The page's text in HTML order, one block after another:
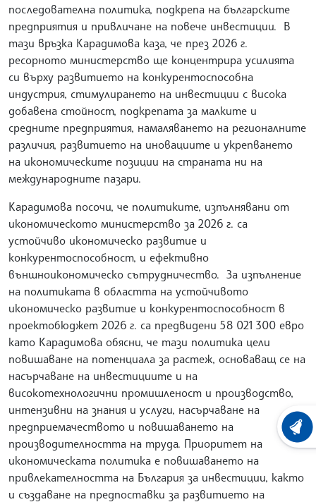
последователна политика, подкрепа на българските
предприятия и привличане на повече инвестиции. В
тази връзка Карадимова каза, че през 2026 г.
ресорното министерство ще концентрира усилията
си върху развитието на конкурентоспособна
индустрия, стимулирането на инвестиции с висока
добавена стойност, подкрепата за малките и
средните предприятия, намаляването на регионалните
различия, развитието на иновациите и укрепването
на икономическите позиции на страната ни на
международните пазари.
Карадимова посочи, че политиките, изпълнявани от
икономическото министерство за 2026 г. са
устойчиво икономическо развитие и
конкурентоспособност, и ефективно
външноикономическо сътрудничество. За изпълнение
на политиката в областта на устойчивото
икономическо развитие и конкурентоспособност в
проектобюджет 2026 г. са предвидени 58 021 300 евро
като Карадимова обясни, че тази политика цели
повишаване на потенциала за растеж, основаващ се на
насърчаване на инвестициите и на
високотехнологични промишленост и производство,
интензивни на знания и услуги, насърчаване на
предприемачеството и повишаването на
производителността на труда. Приоритет на
икономическата политика е повишаването на
привлекателността на България за инвестиции, както
и създаване на предпоставки за развитието на